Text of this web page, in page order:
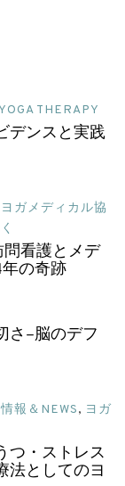
THERAPY
デンスと実践
ヨガメディカル協
看護とメデ
の奇跡
さ–脳のデフ
報＆NEWS, ヨガ
つ・ストレス
法としてのヨ